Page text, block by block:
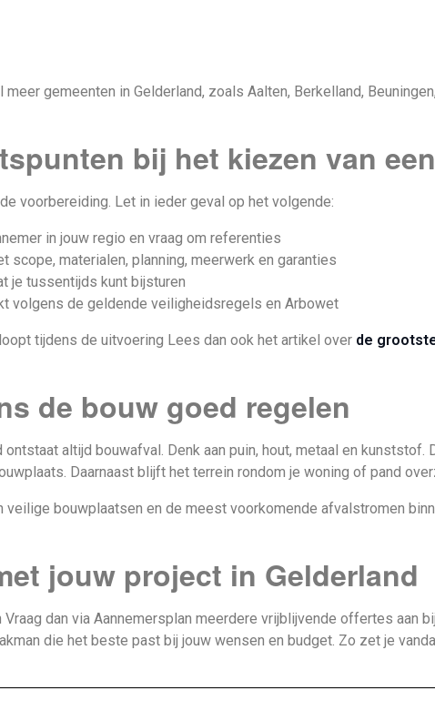
gemeenten in Gelderland, zoals Aalten, Berkelland,
bij het kiezen van
voorbereiding. Let in ieder geval op het volgende:
in jouw regio en vraag om referenties
materialen, planning, meerwerk en garanties
je tussentijds kunt bijsturen
volgens de geldende veiligheidsregels en Arbowet
tijdens de uitvoering Lees dan ook het artikel over de
de bouw goed regelen
altijd bouwafval. Denk aan puin, hout, metaal en kunststof.
Daarnaast blijft het terrein rondom je woning of pand
bouwplaatsen en de meest voorkomende afvalstromen
jouw project in Gelderland
dan via Aannemersplan meerdere vrijblijvende offertes aan bij
die het beste past bij jouw wensen en budget. Zo zet je